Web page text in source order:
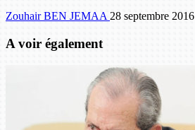
Zouhair BEN JEMAA 28 septembre 2016
A voir également